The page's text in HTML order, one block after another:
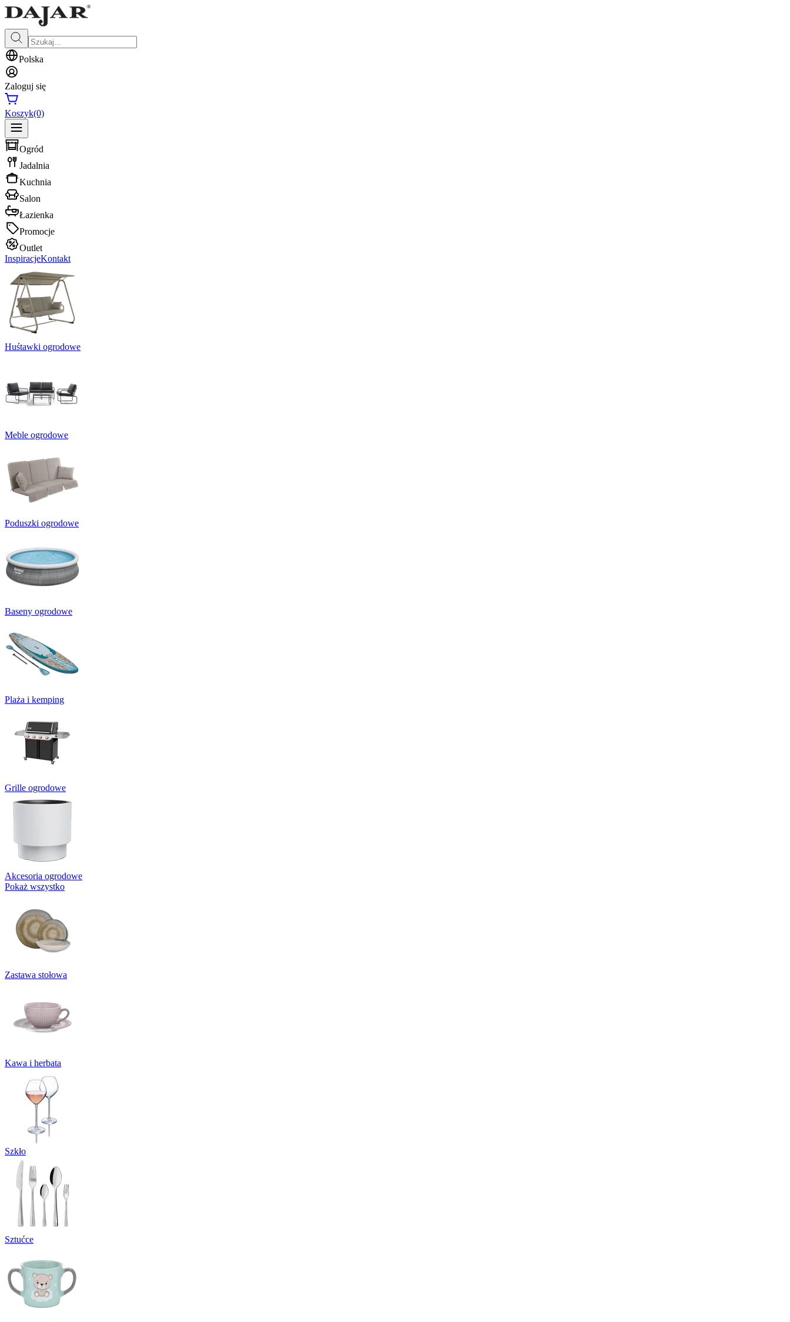
Polska
Zaloguj się
Koszyk(0)
Ogród
Jadalnia
Kuchnia
Salon
Łazienka
Promocje
Outlet
InspiracjeKontakt
Huśtawki ogrodowe
Meble ogrodowe
Poduszki ogrodowe
Baseny ogrodowe
Plaża i kemping
Grille ogrodowe
Akcesoria ogrodowe
Pokaż wszystko
Zastawa stołowa
Kawa i herbata
Szkło
Sztućce